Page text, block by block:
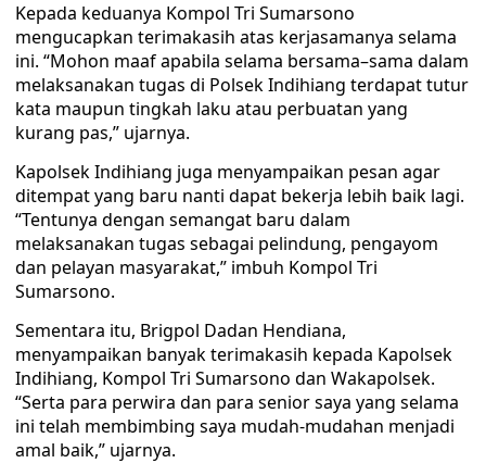
Kepada keduanya Kompol Tri Sumarsono
mengucapkan terimakasih atas kerjasamanya selama
ini. “Mohon maaf apabila selama bersama–sama dalam
melaksanakan tugas di Polsek Indihiang terdapat tutur
kata maupun tingkah laku atau perbuatan yang
kurang pas,” ujarnya.
Kapolsek Indihiang juga menyampaikan pesan agar
ditempat yang baru nanti dapat bekerja lebih baik lagi.
“Tentunya dengan semangat baru dalam
melaksanakan tugas sebagai pelindung, pengayom
dan pelayan masyarakat,” imbuh Kompol Tri
Sumarsono.
Sementara itu, Brigpol Dadan Hendiana,
menyampaikan banyak terimakasih kepada Kapolsek
Indihiang, Kompol Tri Sumarsono dan Wakapolsek.
“Serta para perwira dan para senior saya yang selama
ini telah membimbing saya mudah-mudahan menjadi
amal baik,” ujarnya.